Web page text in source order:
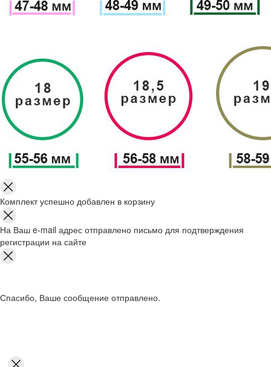
Комплект успешно добавлен в корзину
На Ваш e-mail адрес отправлено письмо для подтверждения
регистрации на сайте
Спасибо, Ваше сообщение отправлено.